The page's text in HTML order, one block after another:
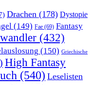
Drachen (178) Dystopie
(149) Fae (69) Fantasy
(432)
(150) Griechische
High Fantasy
(540) Leselisten